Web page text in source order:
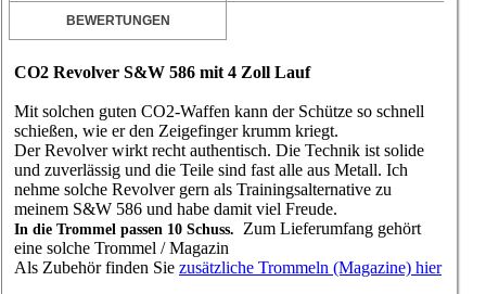
BEWERTUNGEN
CO2 Revolver S&W 586 mit 4 Zoll Lauf
Mit solchen guten CO2-Waffen kann der Schütze so schnell
schießen, wie er den Zeigefinger krumm kriegt.
Der Revolver wirkt recht authentisch. Die Technik ist solide
und zuverlässig und die Teile sind fast alle aus Metall. Ich
nehme solche Revolver gern als Trainingsalternative zu
meinem S&W 586 und habe damit viel Freude.
In die Trommel passen 10 Schuss.
Zum Lieferumfang gehört
eine solche Trommel / Magazin
Als Zubehör finden Sie zusätzliche Trommeln (Magazine) hier